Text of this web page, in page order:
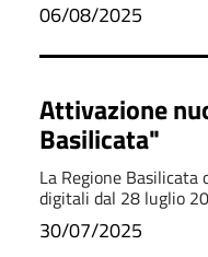
06/08/2025
Attivazione
Basilicata"
La Regione
digitali dal 28 luglio
30/07/2025